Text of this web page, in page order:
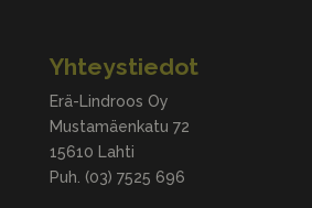
Yhteystiedot
Erä-Lindroos Oy
Mustamäenkatu 72
15610 Lahti
Puh. (03) 7525 696